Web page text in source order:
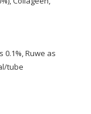
0.1%, Ruwe as
tube